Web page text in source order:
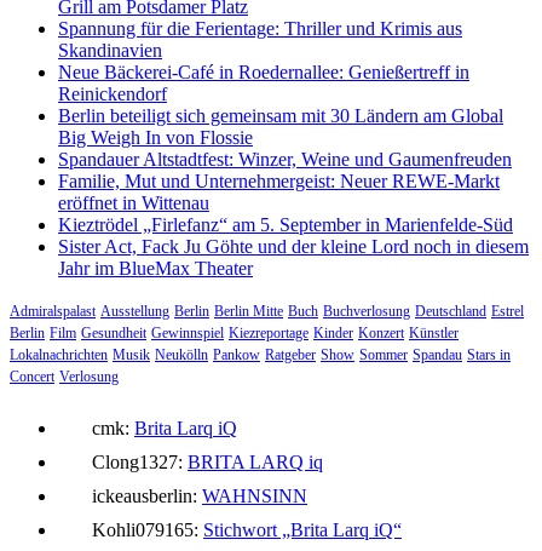
Grill am Potsdamer Platz
Spannung für die Ferientage: Thriller und Krimis aus
Skandinavien
Neue Bäckerei-Café in Roedernallee: Genießertreff in
Reinickendorf
Berlin beteiligt sich gemeinsam mit 30 Ländern am Global
Big Weigh In von Flossie
Spandauer Altstadtfest: Winzer, Weine und Gaumenfreuden
Familie, Mut und Unternehmergeist: Neuer REWE-Markt
eröffnet in Wittenau
Kieztrödel „Firlefanz“ am 5. September in Marienfelde-Süd
Sister Act, Fack Ju Göhte und der kleine Lord noch in diesem
Jahr im BlueMax Theater
Admiralspalast Ausstellung Berlin Berlin Mitte Buch Buchverlosung Deutschland Estrel
Berlin Film Gesundheit Gewinnspiel Kiezreportage Kinder Konzert Künstler
Lokalnachrichten Musik Neukölln Pankow Ratgeber Show Sommer Spandau Stars in
Concert Verlosung
cmk: Brita Larq iQ
Clong1327: BRITA LARQ iq
ickeausberlin: WAHNSINN
Kohli079165: Stichwort „Brita Larq iQ“